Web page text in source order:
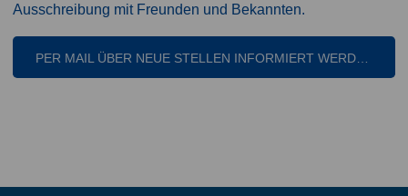
Ausschreibung mit Freunden und Bekannten.